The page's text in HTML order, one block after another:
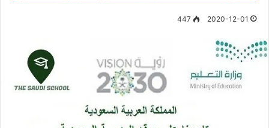
2020-12-01
447